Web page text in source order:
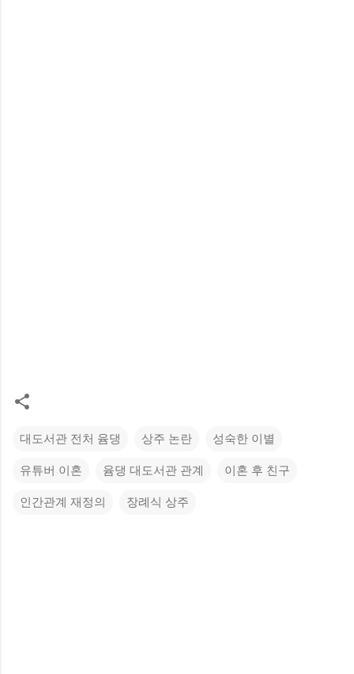
대도서관 전처 윰댕 상주 논란 성숙한 이별
유튜버 이혼 윰댕 대도서관 관계 이혼 후 친구
인간관계 재정의 장례식 상주